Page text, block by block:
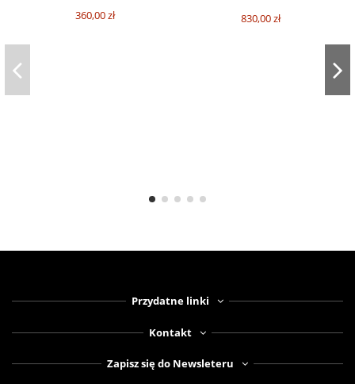
360,00 zł
830,00 zł
Przydatne linki
Kontakt
Zapisz się do Newsleteru